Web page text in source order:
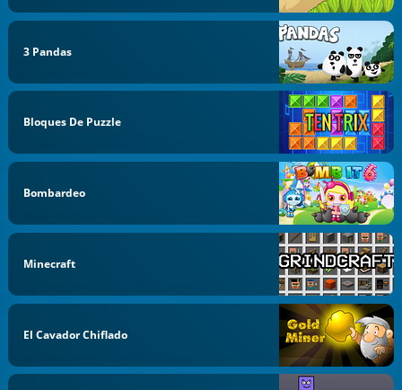
3 Pandas
Bloques De Puzzle
Bombardeo
Minecraft
El Cavador Chiflado